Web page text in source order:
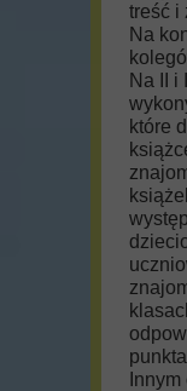
treść i
Na
Na II i
które